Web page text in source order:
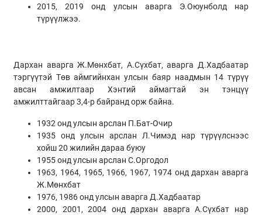
2015, 2019 онд улсын аварга Э.Оюунболд нар
түрүүлжээ.
Дархан аварга Ж.Мөнхбат, А.Сүхбат, аварга Д.Хадбаатар
тэргүүтэй Төв аймгийнхан улсын баяр наадмын 14 түрүү
авсан амжилтаар Хэнтий аймагтай эн тэнцүү
амжилттайгаар 3,4-р байранд орж байна.
1932 онд улсын арслан П.Бат-Очир
1935 онд улсын арслан Л.Чимэд нар түрүүлснээс
хойш 20 жилийн дараа буюу
1955 онд улсын арслан С.Оргодол
1963, 1964, 1965, 1966, 1967, 1974 онд дархан аварга
Ж.Мөнхбат
1976, 1986 онд улсын аварга Д.Хадбаатар
2000, 2001, 2004 онд дархан аварга А.Сүхбат нар